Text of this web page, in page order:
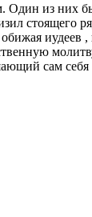
Один из них
стоящего
иудеев
сам себя